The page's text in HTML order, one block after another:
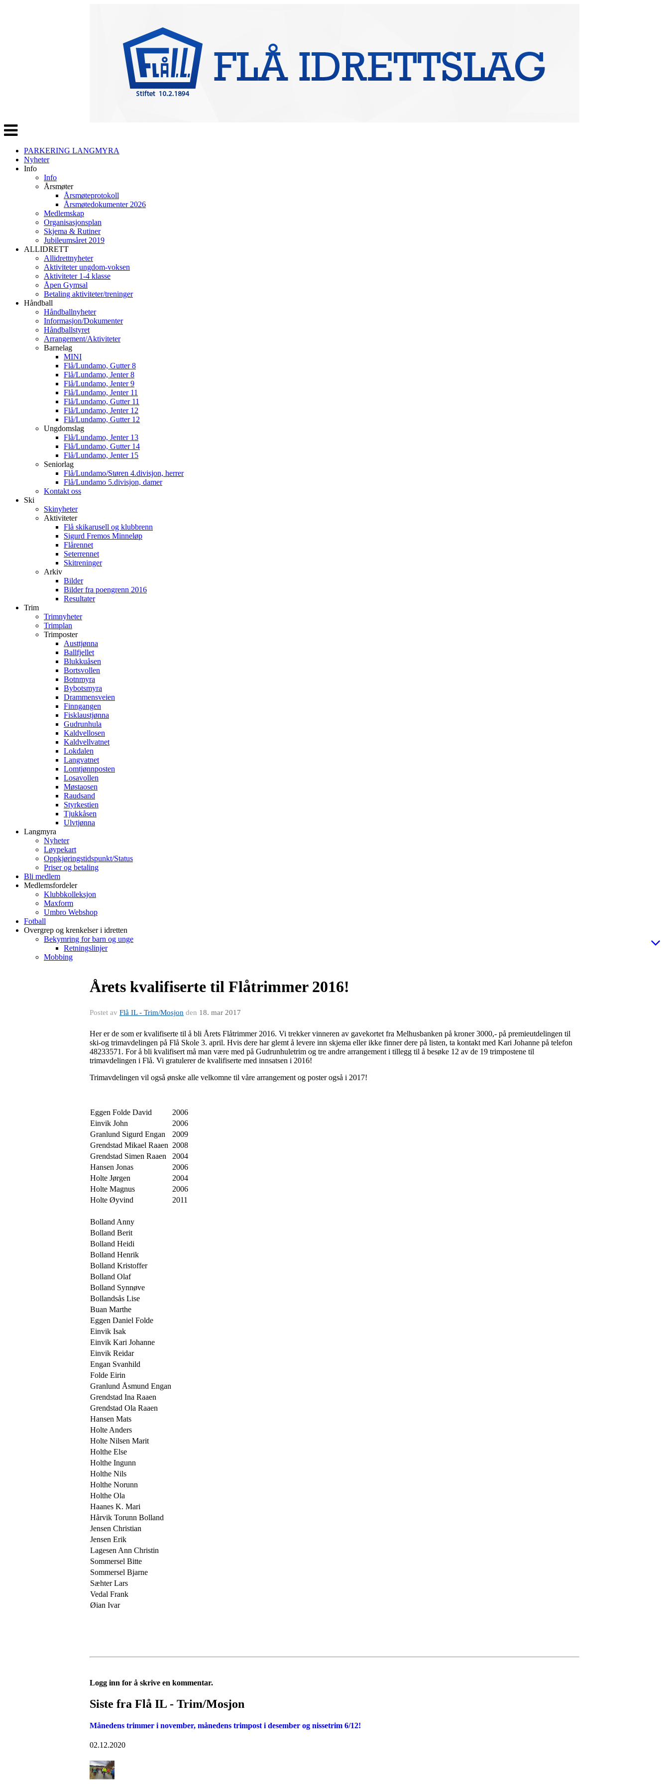
Veksle
navigasjon
PARKERING LANGMYRA
Nyheter
Info
Info
Årsmøter
Årsmøteprotokoll
Årsmøtedokumenter 2026
Medlemskap
Organisasjonsplan
Skjema & Rutiner
Jubileumsåret 2019
ALLIDRETT
Allidrettnyheter
Aktiviteter ungdom-voksen
Aktiviteter 1-4 klasse
Åpen Gymsal
Betaling aktiviteter/treninger
Håndball
Håndballnyheter
Informasjon/Dokumenter
Håndballstyret
Arrangement/Aktiviteter
Barnelag
MINI
Flå/Lundamo, Gutter 8
Flå/Lundamo, Jenter 8
Flå/Lundamo, Jenter 9
Flå/Lundamo, Jenter 11
Flå/Lundamo, Gutter 11
Flå/Lundamo, Jenter 12
Flå/Lundamo, Gutter 12
Ungdomslag
Flå/Lundamo, Jenter 13
Flå/Lundamo, Gutter 14
Flå/Lundamo, Jenter 15
Seniorlag
Flå/Lundamo/Støren 4.divisjon, herrer
Flå/Lundamo 5.divisjon, damer
Kontakt oss
Ski
Skinyheter
Aktiviteter
Flå skikarusell og klubbrenn
Sigurd Fremos Minneløp
Flårennet
Seterrennet
Skitreninger
Arkiv
Bilder
Bilder fra poengrenn 2016
Resultater
Trim
Trimnyheter
Trimplan
Trimposter
Austtjønna
Ballfjellet
Blukkuåsen
Bortsvollen
Botnmyra
Bybotsmyra
Drammensveien
Finngangen
Fisklaustjønna
Gudrunhula
Kaldvellosen
Kaldvellvatnet
Lokdalen
Langvatnet
Lomtjønnposten
Losavollen
Møstaosen
Raudsand
Styrkestien
Tjukkåsen
Ulvtjønna
Langmyra
Nyheter
Løypekart
Oppkjøringstidspunkt/Status
Priser og betaling
Bli medlem
Medlemsfordeler
Klubbkolleksjon
Maxform
Umbro Webshop
Fotball
Overgrep og krenkelser i idretten
Bekymring for barn og unge
Retningslinjer
Mobbing
Årets kvalifiserte til Flåtrimmer 2016!
Postet av Flå IL - Trim/Mosjon den 18. mar 2017
Her er de som er kvalifiserte til å bli Årets Flåtrimmer 2016. Vi trekker vinneren av gavekortet fra Melhusbanken på kroner 3000,- på premieutdelingen til
ski-og trimavdelingen på Flå Skole 3. april. Hvis dere har glemt å levere inn skjema eller ikke finner dere på listen, ta kontakt med Kari Johanne på telefon
48233571. For å bli kvalifisert må man være med på Gudrunhuletrim og tre andre arrangement i tillegg til å besøke 12 av de 19 trimpostene til
trimavdelingen i Flå. Vi gratulerer de kvalifiserte med innsatsen i 2016!
Trimavdelingen vil også ønske alle velkomne til våre arrangement og poster også i 2017!
Eggen Folde David
2006
Einvik John
2006
Granlund Sigurd Engan
2009
Grendstad Mikael Raaen 2008
Grendstad Simen Raaen
2004
Hansen Jonas
2006
Holte Jørgen
2004
Holte Magnus
2006
Holte Øyvind
2011
Bolland Anny
Bolland Berit
Bolland Heidi
Bolland Henrik
Bolland Kristoffer
Bolland Olaf
Bolland Synnøve
Bollandsås Lise
Buan Marthe
Eggen Daniel Folde
Einvik Isak
Einvik Kari Johanne
Einvik Reidar
Engan Svanhild
Folde Eirin
Granlund Åsmund Engan
Grendstad Ina Raaen
Grendstad Ola Raaen
Hansen Mats
Holte Anders
Holte Nilsen Marit
Holthe Else
Holthe Ingunn
Holthe Nils
Holthe Norunn
Holthe Ola
Haanes K. Mari
Hårvik Torunn Bolland
Jensen Christian
Jensen Erik
Lagesen Ann Christin
Sommersel Bitte
Sommersel Bjarne
Sæhter Lars
Vedal Frank
Øian Ivar
Logg inn for å skrive en kommentar.
Siste fra Flå IL - Trim/Mosjon
Månedens trimmer i november, månedens trimpost i desember og nissetrim 6/12!
02.12.2020